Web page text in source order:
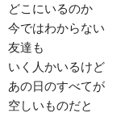
どこにいるのか
今ではわからない
友達も
いく人かいるけど
あの日のすべてが
空しいものだと